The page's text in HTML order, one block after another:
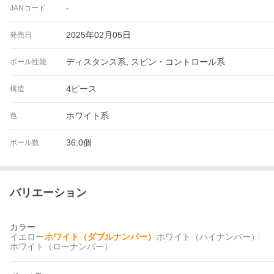
JANコード -
発売日 2025年02月05日
ボール性能 ディスタンス系, スピン・コントロール系
構造 4ピース
色 ホワイト系
ボール数 36.0個
バリエーション
カラー
イエローホワイト（ダブルナンバー）
ホワイト（ハイナンバー）
ホワイト（ローナンバー）